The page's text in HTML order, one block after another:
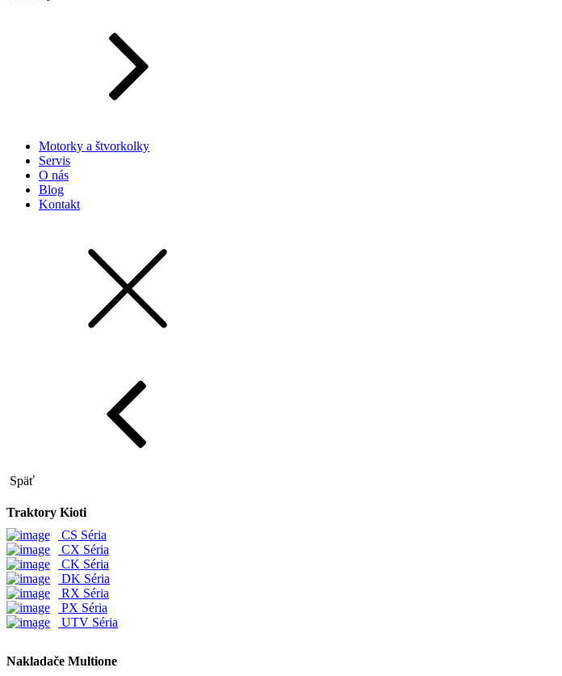
Motorky a štvorkolky
Servis
O nás
Blog
Kontakt
Späť
Traktory Kioti
CS Séria
CX Séria
CK Séria
DK Séria
RX Séria
PX Séria
UTV Séria
Nakladače Multione